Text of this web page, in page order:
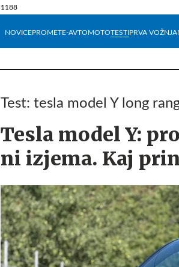
1188
NOVICEPROMETE-AVTOMOTOTESTIPRVA VOŽNJA
Tehnik
Test: tesla model Y long
Tesla model Y:
ni izjema. Kaj